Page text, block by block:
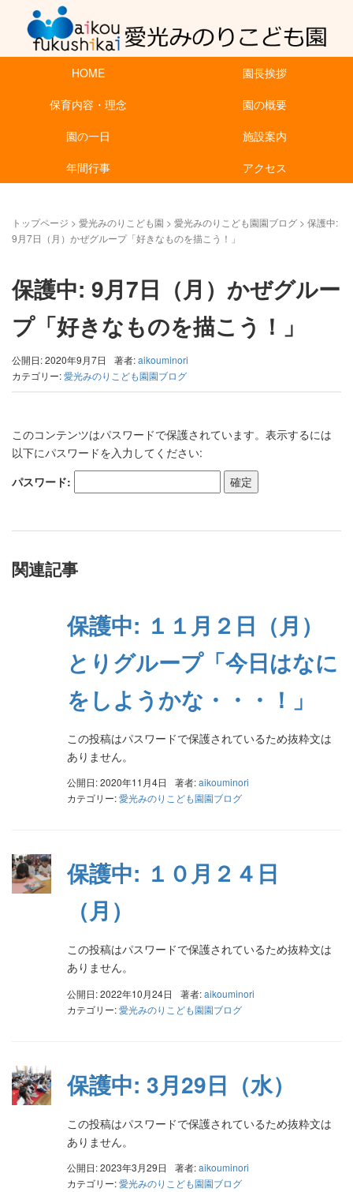
HOME
園長挨拶
保育内容・理念
園の概要
園の一日
施設案内
年間行事
アクセス
トップページ > 愛光みのりこども園 > 愛光みのりこども園園ブログ > 保護中:
9月7日（月）かぜグループ「好きなものを描こう！」
保護中: 9月7日（月）かぜグルー
プ「好きなものを描こう！」
公開日: 2020年9月7日 著者:aikouminori
カテゴリー:愛光みのりこども園園ブログ
このコンテンツはパスワードで保護されています。表示するには
以下にパスワードを入力してください:
パスワード:
関連記事
保護中: １１月２日（月）
とりグループ「今日はなに
をしようかな・・・！」
この投稿はパスワードで保護されているため抜粋文は
ありません。
公開日: 2020年11月4日 著者:aikouminori
カテゴリー:愛光みのりこども園園ブログ
保護中: １０月２４日
（月）
この投稿はパスワードで保護されているため抜粋文は
ありません。
公開日: 2022年10月24日 著者:aikouminori
カテゴリー:愛光みのりこども園園ブログ
保護中: 3月29日（水）
この投稿はパスワードで保護されているため抜粋文は
ありません。
公開日: 2023年3月29日 著者:aikouminori
カテゴリー:愛光みのりこども園園ブログ